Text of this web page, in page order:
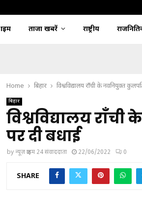
क्राइम ताजा खबरें राष्ट्रीय
Home बिहार विश्वविद्यालय राँची के नवनियुक्त
बिहार
विश्वविद्यालय
पर दी बधाई
byन्यूज़ क्राइम 24 संवाददाता 22/06/2022 0
SHARE